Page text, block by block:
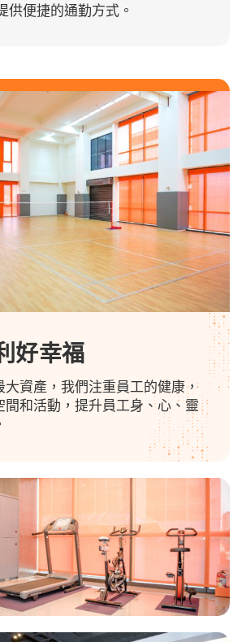
供便捷的通勤方式。
好幸福
大資產，我們注重員工的健康，
間和活動，提升員工身、心、靈